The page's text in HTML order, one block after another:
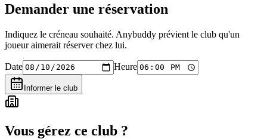
Demander une réservation
Indiquez le créneau souhaité. Anybuddy prévient le club qu'un
joueur aimerait réserver chez lui.
Date Heure
Informer le club
Vous gérez ce club ?